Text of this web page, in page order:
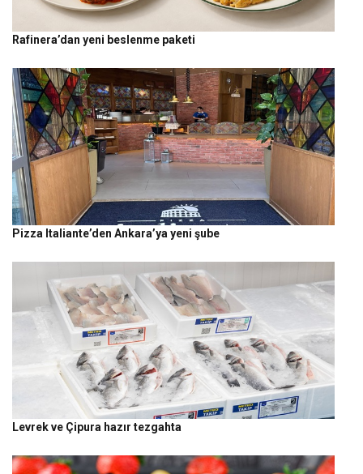
Rafinera’dan yeni beslenme paketi
Pizza Italiante’den Ankara’ya yeni şube
Levrek ve Çipura hazır tezgahta